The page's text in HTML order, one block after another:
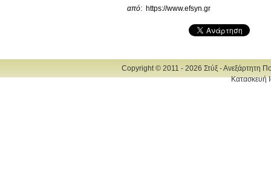
από: https://www.efsyn.gr
Copyright © 2011 - 2026 Στύξ - Ανεξάρτητη
Κατασκευή